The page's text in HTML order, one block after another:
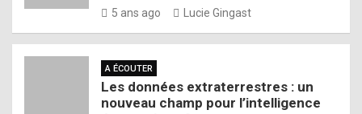
5 ans ago Lucie Gingast
A ÉCOUTER
Les données extraterrestres : un
nouveau champ pour l’intelligence